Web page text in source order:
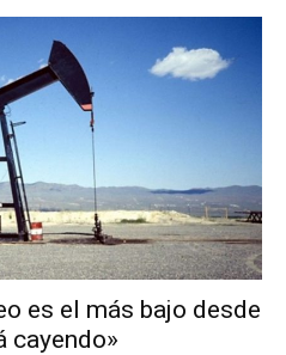
es el más bajo desde
cayendo»